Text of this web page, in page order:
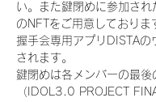
い。また鍵閉めに参加され
のNFTをご用意しておりま
握手会専用アプリDISTAの
されます。
鍵閉めは各メンバーの最後
（IDOL3.0 PROJECT